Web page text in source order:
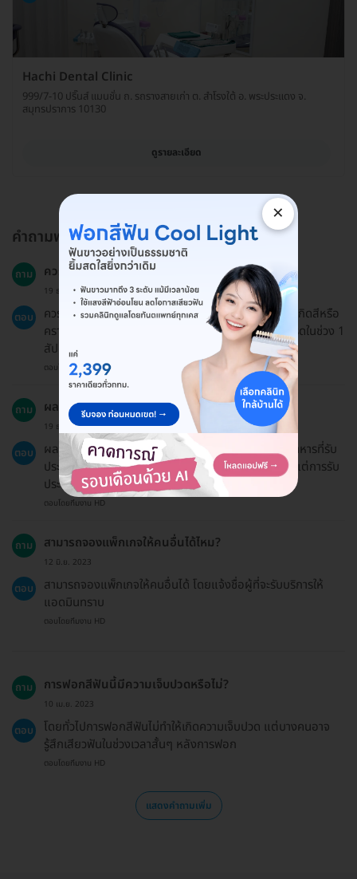
Hachi Dental Clinic
999/7-10 ปริ๊นส์ แมนชั่น ถ. รถรางสายเก่า ต. สำโรงใต้ อ. พระประแดง จ.
สมุทรปราการ 10130
ดูรายละเอียด
คำถามพบบ่อย
ถาม ควรหลีกเลี่ยงอะไรหลังการฟอกสีฟัน?
19 ธ.ค. 2024
ตอบ
ควรงดสูบบุหรี่และหลีกเลี่ยงอาหารและเครื่องดื่มที่ทำให้เกิดสีหรือ
คราบบนฟัน เช่น ชา กาแฟ ไวน์ และอาหารที่มีฤทธิ์เป็นกรดในช่วง 1
สัปดาห์
ตอบโดยทีมงาน HD
ถาม ผลลัพธ์จะอยู่ได้นานแค่ไหน?
19 ธ.ค. 2024
ตอบ
ผลลัพธ์ของการฟอกสีฟันจะขึ้นอยู่กับการดูแลฟันและอาหารที่รับ
ประทาน หากดูแลอย่างดี ฟันจะยังคงความสว่างได้นาน แต่การรับ
ประทานอาหารที่มีสีจะทำให้ฟันคล้ำลงได้
ตอบโดยทีมงาน HD
ถาม สามารถจองแพ็กเกจให้คนอื่นได้ไหม?
12 มิ.ย. 2023
ตอบ
สามารถจองแพ็กเกจให้คนอื่นได้ โดยแจ้งชื่อผู้ที่จะรับบริการให้
แอดมินทราบ
ตอบโดยทีมงาน HD
ถาม การฟอกสีฟันนี้มีความเจ็บปวดหรือไม่?
10 เม.ย. 2023
ตอบ
โดยทั่วไปการฟอกสีฟันไม่ทำให้เกิดความเจ็บปวด แต่บางคนอาจ
รู้สึกเสียวฟันในช่วงเวลาสั้นๆ หลังการฟอก
ตอบโดยทีมงาน HD
แสดงคำถามเพิ่ม
×